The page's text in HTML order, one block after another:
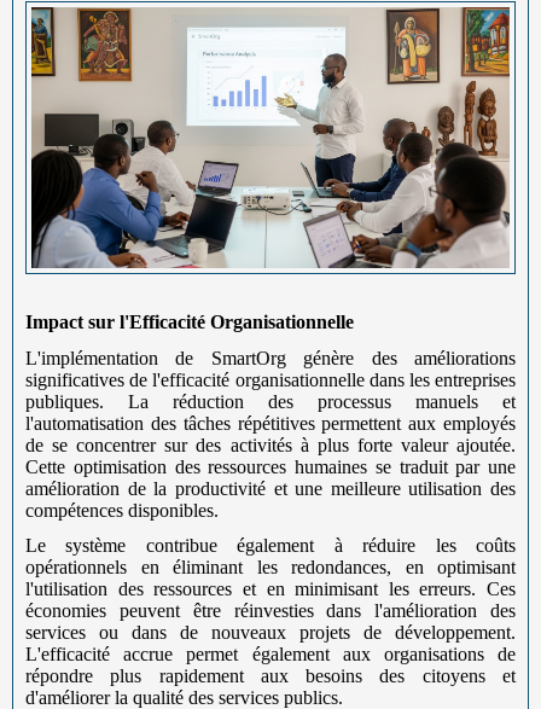
Impact sur l'Efficacité Organisationnelle
L'implémentation de SmartOrg génère des améliorations
significatives de l'efficacité organisationnelle dans les entreprises
publiques. La réduction des processus manuels et
l'automatisation des tâches répétitives permettent aux employés
de se concentrer sur des activités à plus forte valeur ajoutée.
Cette optimisation des ressources humaines se traduit par une
amélioration de la productivité et une meilleure utilisation des
compétences disponibles.
Le système contribue également à réduire les coûts
opérationnels en éliminant les redondances, en optimisant
l'utilisation des ressources et en minimisant les erreurs. Ces
économies peuvent être réinvesties dans l'amélioration des
services ou dans de nouveaux projets de développement.
L'efficacité accrue permet également aux organisations de
répondre plus rapidement aux besoins des citoyens et
d'améliorer la qualité des services publics.